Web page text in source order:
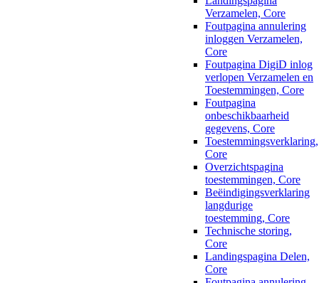
Verzamelen, Core
Foutpagina annulering
inloggen Verzamelen,
Core
Foutpagina DigiD inlog
verlopen Verzamelen en
Toestemmingen, Core
Foutpagina
onbeschikbaarheid
gegevens, Core
Toestemmingsverklaring,
Core
Overzichtspagina
toestemmingen, Core
Beëindigingsverklaring
langdurige
toestemming, Core
Technische storing,
Core
Landingspagina Delen,
Core